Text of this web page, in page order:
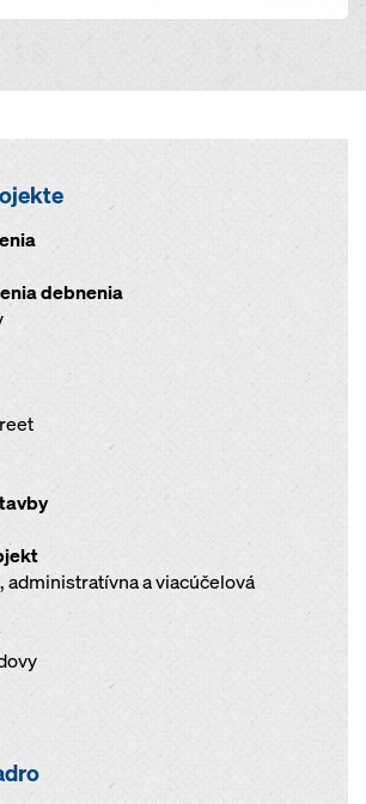
debnenia
administratívna a viacúčelová